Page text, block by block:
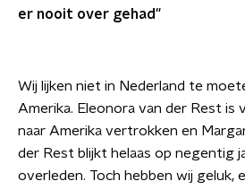
er nooit over gehad"
Wij lijken niet in Nederland te
Amerika. Eleonora van der Rest is
naar Amerika vertrokken en
der Rest blijkt helaas op negentig
overleden. Toch hebben wij geluk,